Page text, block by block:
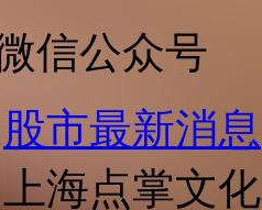
信公众号
股市最新消息
上海点掌文